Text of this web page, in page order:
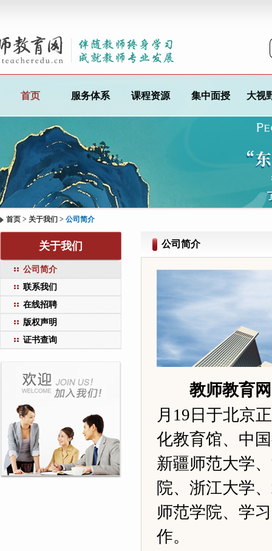
首页 服务体系 课程资源 集中面授 大视
首页 > 关于我们 > 公司简介
关于我们
公司简介
联系我们
在线招聘
版权声明
证书查询
公司简介
教师教育网
月19日于北京
化教育馆、中
新疆师范大学
院、浙江大学
师范学院、学
作。